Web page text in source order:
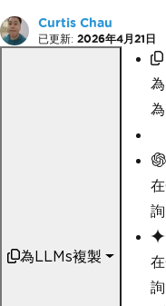
Curtis Chau
已更新: 2026年4月21日
為LLMs複製